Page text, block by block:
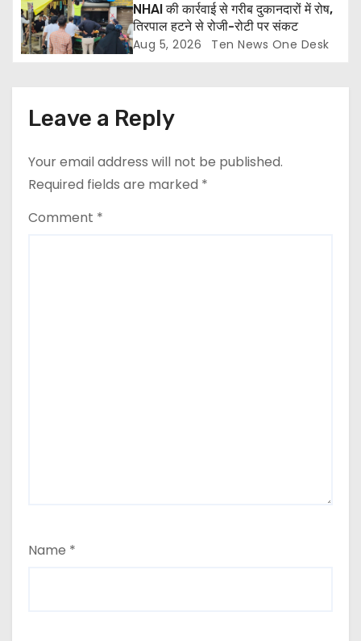
NHAI की कार्रवाई से गरीब दुकानदारों में रोष,
तिरपाल हटने से रोजी-रोटी पर संकट
Aug 5, 2026 Ten News One Desk
Leave a Reply
Your email address will not be published.
Required fields are marked *
Comment *
Name *